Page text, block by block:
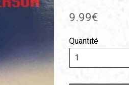
Prix
9.99€
Quantité